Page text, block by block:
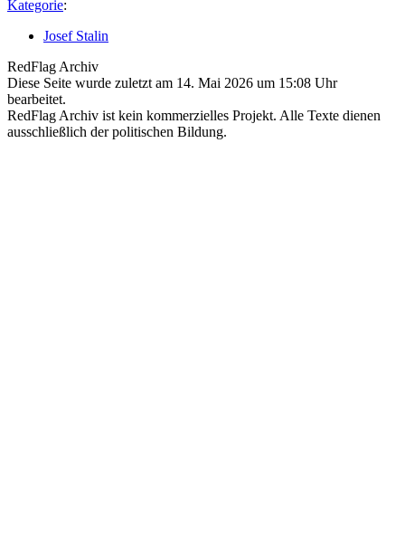
Kategorie:
Josef Stalin
RedFlag Archiv
Diese Seite wurde zuletzt am 14. Mai 2026 um 15:08 Uhr
bearbeitet.
RedFlag Archiv ist kein kommerzielles Projekt. Alle Texte dienen
ausschließlich der politischen Bildung.